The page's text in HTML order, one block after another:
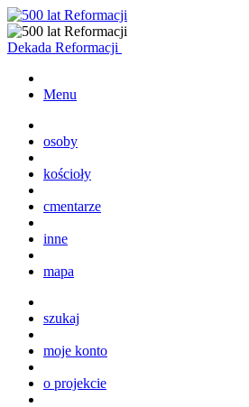
Dekada Reformacji
Menu
osoby
kościoły
cmentarze
inne
mapa
szukaj
moje konto
o projekcie